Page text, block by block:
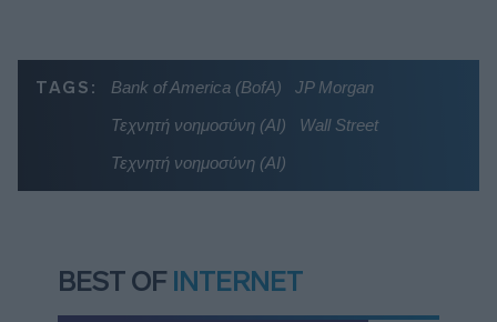
TAGS: Bank of America (BofA)
JP Morgan
Τεχνητή νοημοσύνη (ΑΙ)
Wall Street
Τεχνητή νοημοσύνη (ΑΙ)
BEST OF INTERNET